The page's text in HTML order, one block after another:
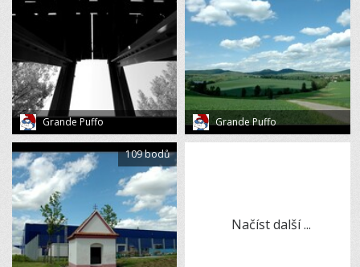
Grande Puffo Grande Puffo
109 bodů
Načíst další ...